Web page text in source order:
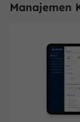
Manajemen